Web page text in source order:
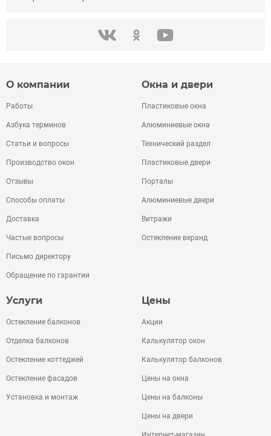
в контакте одноклассники youtube
О компании
Работы
Азбука терминов
Статьи и вопросы
Производство окон
Отзывы
Способы оплаты
Доставка
Частые вопросы
Письмо директору
Обращение по гарантии
Окна и двери
Пластиковые окна
Алюминиевые окна
Технический раздел
Пластиковые двери
Порталы
Алюминиевые двери
Витражи
Остекление веранд
Услуги
Остекление балконов
Отделка балконов
Остекление коттеджей
Остекление фасадов
Установка и монтаж
Цены
Акции
Калькулятор окон
Калькулятор балконов
Цены на окна
Цены на балконы
Цены на двери